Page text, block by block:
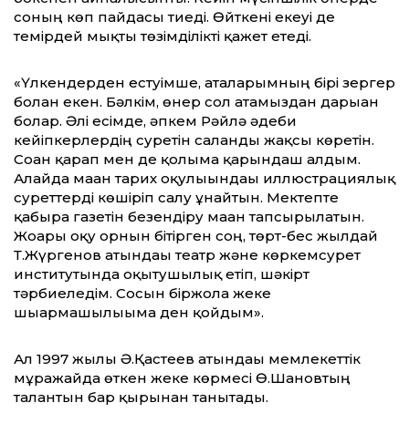
соның көп пайдасы тиеді. Өйткені екеуі де
темірдей мықты төзімділікті қажет етеді.
«Үлкендерден естуімше, аталарымның бірі зергер
болған екен. Бәлкім, өнер сол атамыздан дарыған
болар. Әлі есімде, әпкем Рәйлә әдеби
кейіпкерлердің суретін салғанды жақсы көретін.
Соған қарап мен де қолыма қарындаш алдым.
Алайда маған тарих оқулығындағы иллюстрациялық
суреттерді көшіріп салу ұнайтын. Мектепте
қабырға газетін безендіру маған тапсырылатын.
Жоғары оқу орнын бітірген соң, төрт-бес жылдай
Т.Жүргенов атындағы театр және көркемсурет
институтында оқытушылық етіп, шәкірт
тәрбиеледім. Сосын біржола жеке
шығармашылығыма ден қойдым».
Ал 1997 жылы Ә.Қастеев атындағы мемлекеттік
мұражайда өткен жеке көрмесі Ө.Шановтың
талантын бар қырынан танытады.